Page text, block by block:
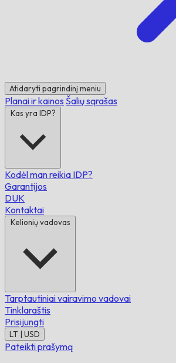
Atidaryti pagrindinį meniu
Planai ir kainos Šalių sąrašas
Kas yra IDP?
Kodėl man reikia IDP?
Garantijos
DUK
Kontaktai
Kelionių vadovas
Tarptautiniai vairavimo vadovai
Tinklaraštis
Prisijungti
LT | USD
Pateikti prašymą